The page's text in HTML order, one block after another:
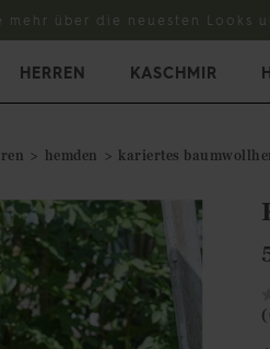
mehr über die neuesten Looks
HERREN KASCHMIR
hemden kariertes